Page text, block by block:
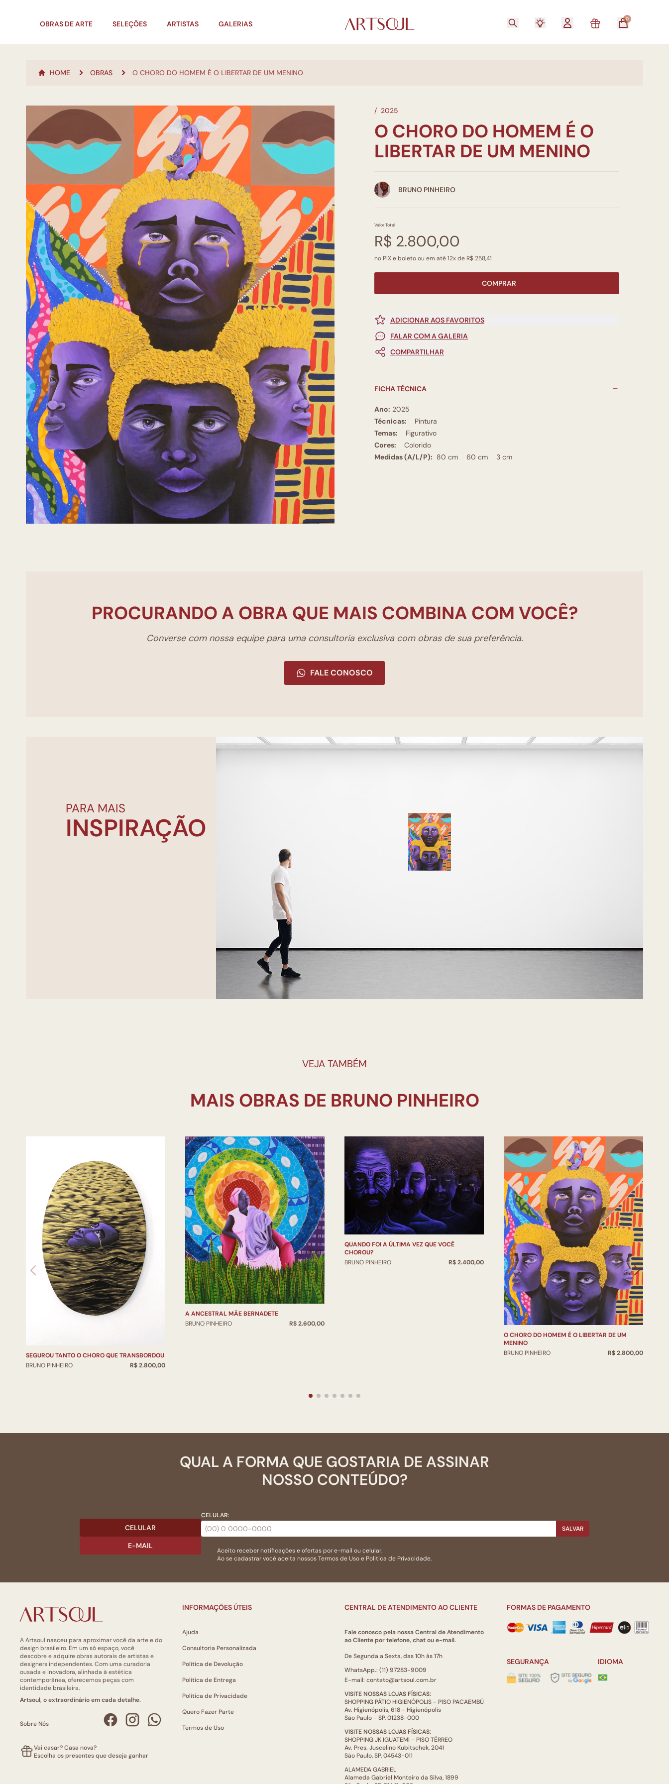
OBRAS DE ARTE SELEÇÕES ARTISTAS GALERIAS
0
HOME OBRAS O CHORO DO HOMEM É O LIBERTAR DE UM MENINO
/ 2025
O CHORO DO HOMEM É O
LIBERTAR DE UM MENINO
BRUNO PINHEIRO
Valor Total
R$ 2.800,00
no PIX e boleto ou em até 12x de R$ 258,41
COMPRAR
ADICIONAR AOS FAVORITOS
FALAR COM A GALERIA
COMPARTILHAR
FICHA TÉCNICA
Ano: 2025
Técnicas:
Pintura
Temas:
Figurativo
Cores:
Colorido
Medidas (A/L/P): 80 cm 60 cm 3 cm
PROCURANDO A OBRA QUE MAIS COMBINA COM VOCÊ?
Converse com nossa equipe para uma consultoria exclusíva com obras de sua preferência.
FALE CONOSCO
PARA MAIS
INSPIRAÇÃO
VEJA TAMBÉM
SEGUROU TANTO O CHORO QUE TRANSBORDOU
BRUNO PINHEIRO
R$ 2.800,00
A ANCESTRAL MÃE BERNADETE
BRUNO PINHEIRO
R$ 2.600,00
QUANDO FOI A ÚLTIMA VEZ QUE VOCÊ
CHOROU?
BRUNO PINHEIRO
R$ 2.400,00
O CHORO DO HOMEM É O LIBERTAR DE UM
MENINO
BRUNO PINHEIRO
R$ 2.800,00
QUAL A FORMA QUE GOSTARIA DE ASSINAR
NOSSO CONTEÚDO?
CELULAR
E-MAIL
CELULAR:
SALVAR
Aceito receber notificações e ofertas por e-mail ou celular.
Ao se cadastrar você aceita nossosTermos de Usoe Politica de Privacidade.
A Artsoul nasceu para aproximar você da arte e do
design brasileiro. Em um só espaço, você
descobre e adquire obras autorais de artistas e
designers independentes. Com uma curadoria
ousada e inovadora, alinhada à estética
contemporânea, oferecemos peças com
identidade brasileira.
Artsoul, o extraordinário em cada detalhe.
Sobre Nós
Vai casar? Casa nova?
Escolha os presentes que deseja ganhar
INFORMAÇÕES ÚTEIS
Ajuda
Consultoria Personalizada
Política de Devolução
Política de Entrega
Política de Privacidade
Quero Fazer Parte
Termos de Uso
CENTRAL DE ATENDIMENTO AO CLIENTE
Fale conosco pela nossa Central de Atendimento
ao Cliente por telefone, chat ou e-mail.
De Segunda a Sexta, das 10h às 17h
WhatsApp.: (11) 97283-9009
E-mail: contato@artsoul.com.br
VISITE NOSSAS LOJAS FÍSICAS:
SHOPPING PÁTIO HIGIENÓPOLIS - PISO PACAEMBÚ
Av. Higienópolis, 618 - Higienópolis
São Paulo - SP, 01238-000
VISITE NOSSAS LOJAS FÍSICAS:
SHOPPING JK IGUATEMI - PISO TÉRREO
Av. Pres. Juscelino Kubitschek, 2041
São Paulo, SP, 04543-011
ALAMEDA GABRIEL
Alameda Gabriel Monteiro da Silva, 1899
FORMAS DE PAGAMENTO
SEGURANÇA IDIOMA